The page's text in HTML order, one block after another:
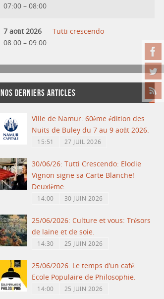
07:00 – 08:00
7 août 2026
08:00 – 09:00
Tutti crescendo
NOS DERNIERS ARTICLES
Ville de Namur: 60ème édition des
Nuits de Buley du 7 au 9 août 2026.
15:51 27 JUIL 2026
30/06/26: Tutti Crescendo: Elodie
Vignon signe sa Carte Blanche!
Deuxième.
14:00 30 JUIN 2026
25/06/2026: Culture et vous: Trésors
de laine et de soie.
14:30 25 JUIN 2026
25/06/2026: Le temps d’un café:
Ecole Populaire de Philosophie.
14:00 25 JUIN 2026